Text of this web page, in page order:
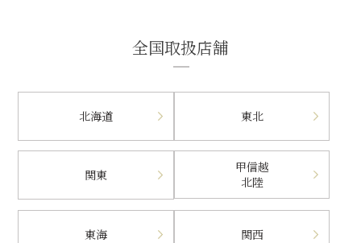
全国取扱店舗
北海道 東北
関東
甲信越
北陸
東海 関西